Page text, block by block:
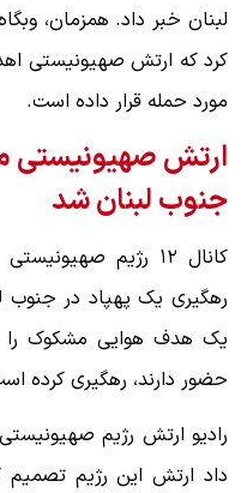
لبنان خبر داد. همزمان،
کرد که ارتش صهیونیستی
مورد حمله قرار داده است.
ارتش صهیونیستی
جنوب لبنان شد
کانال ۱۲ رژیم
رهگیری یک پهپاد در جنوب
یک هدف هوایی مشکوک را
حضور دارند، رهگیری کرده
رادیو ارتش رژیم
داد ارتش این رژیم تصمیم